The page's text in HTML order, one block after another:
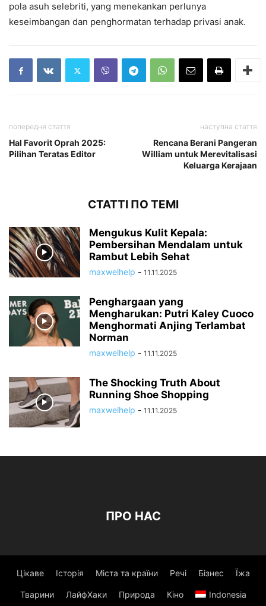
pola asuh selebriti, yang menekankan perlunya
keseimbangan dan penghormatan terhadap privasi anak.
попередня стаття
Hal Favorit Oprah 2025:
Pilihan Teratas Editor
наступна стаття
Rencana Berani Pangeran
William untuk Merevitalisasi
Keluarga Kerajaan
СТАТТІ ПО ТЕМІ
Mengukus Kulit Kepala:
Pembersihan Mendalam untuk
Rambut Lebih Sehat
maxwelhelp - 11.11.2025
Penghargaan yang
Mengharukan: Putri Kaley Cuoco
Menghormati Anjing Terlambat
Norman
maxwelhelp - 11.11.2025
The Shocking Truth About
Running Shoe Shopping
maxwelhelp - 11.11.2025
ПРО НАС
Цікаве Історія Міста та країни Речі Бізнес Їжа
Тварини ЛайфХаки Природа Кіно Indonesia